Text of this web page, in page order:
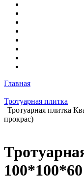
Главная
Тротуарная плитка
Тротуарная плитка
прокрас)